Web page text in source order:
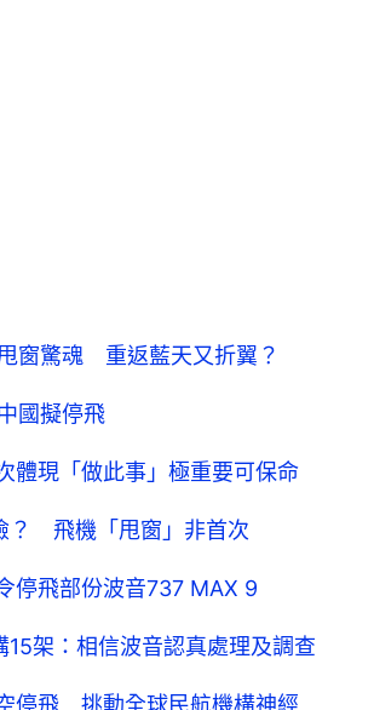
窗驚魂 重返藍天又折翼？
國擬停飛
現「做此事」極重要可保命
？ 飛機「甩窗」非首次
停飛部份波音737 MAX 9
架：相信波音認真處理及調查
停飛 挑動全球民航機構神經